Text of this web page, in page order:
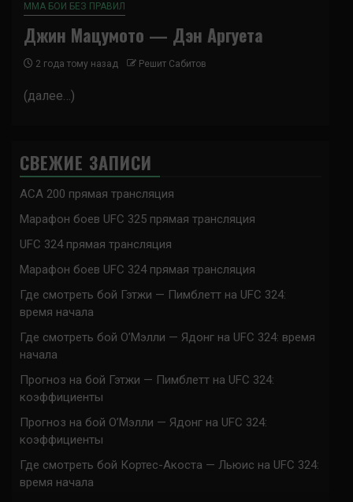
ММА БОИ БЕЗ ПРАВИЛ
Джин Мацумото — Дэн Аргуета
2 года тому назад Решит Сабитов
(далее…)
СВЕЖИЕ ЗАПИСИ
ACA 200 прямая трансляция
Марафон боев UFC 325 прямая трансляция
UFC 324 прямая трансляция
Марафон боев UFC 324 прямая трансляция
Где смотреть бой Гэтжи — Пимблетт на UFC 324:
время начала
Где смотреть бой О’Мэлли — Ядонг на UFC 324: время
начала
Прогноз на бой Гэтжи — Пимблетт на UFC 324:
коэффициенты
Прогноз на бой О’Мэлли — Ядонг на UFC 324:
коэффициенты
Где смотреть бой Кортес-Акоста — Льюис на UFC 324:
время начала